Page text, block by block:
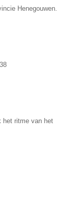
Henegouwen.
het ritme van het